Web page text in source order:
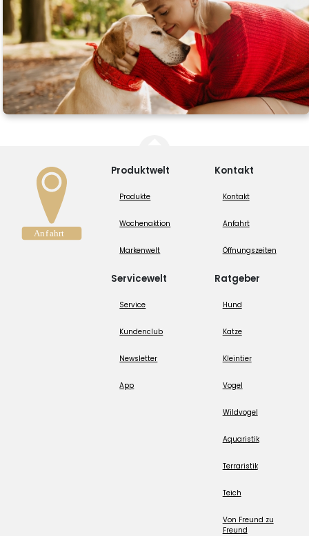
Produktwelt
Produkte
Wochenaktion
Markenwelt
Servicewelt
Service
Kundenclub
Newsletter
App
Kontakt
Kontakt
Anfahrt
Öffnungszeiten
Ratgeber
Hund
Katze
Kleintier
Vogel
Wildvogel
Aquaristik
Terraristik
Teich
Von Freund zu
Freund